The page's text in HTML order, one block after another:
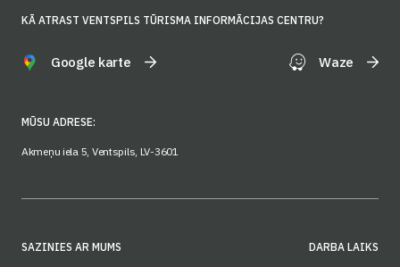
KĀ ATRAST VENTSPILS TŪRISMA INFORMĀCIJAS CENTRU?
Google karte Waze
MŪSU ADRESE:
Akmeņu iela 5, Ventspils, LV-3601
SAZINIES AR MUMS DARBA LAIKS